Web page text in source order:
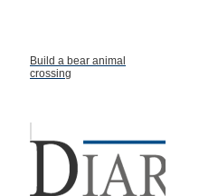
Build a bear animal
crossing